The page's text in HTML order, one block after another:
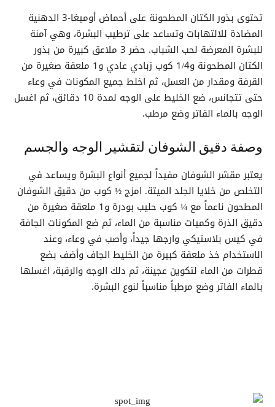
تحتوى بذور الكتان المطحونة على أحماض أوميغا-3 الدهنية
المضادة للالتهابات وتساعد على ترطيب البشرة، وهي آمنة
للبشرة المعرضة لحب الشباب. حضر 3 ملاعق كبيرة من بذور
الكتان المطحونة و1/4 كوب زبادي عادي و1 ملعقة صغيرة من
القرفة ومقدار من العسل، ثم اخلط جميع المكونات في وعاء
حتى تتجانس، ضع الخليط على الوجه لمدة 10 دقائق، ثم اغسل
الوجه بالماء الفاتر وضع مرطب.
وصفة دقيق الشوفان لتقشير الوجه والجسم
يعتبر مقشر الشوفان مفيداً لجميع أنواع البشرة ويساعد في
التخلص من خلايا الجلد الميتة. امزج ½ كوب من دقيق الشوفان
المطحون ناعماً مع ¼ كوب حليب بودرة و1 ملعقة صغيرة من
دقيق الذرة وكميات مناسبة من الماء، ثم ضع المكونات الجافة
في كيس بلاستيكي وارجها جيداً، وأصب في وعاء، وعند
الاستخدام خذ ملعقة كبيرة من الخليط الجاف وأضف بضع
قطرات من الماء لتكوين عجينة، ثم دلك الوجه والرقبة، اغسلها
بالماء الفاتر وضع مرطباً مناسباً لنوع البشرة.